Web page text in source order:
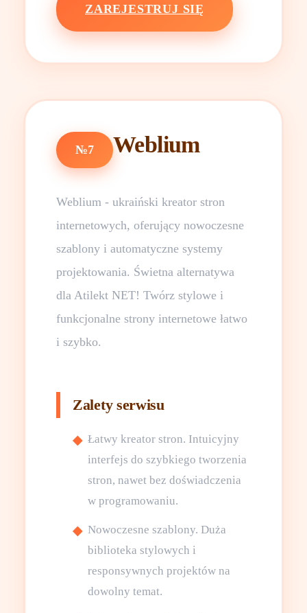
ZAREJESTRUJ SIĘ
№7 Weblium
Weblium - ukraiński kreator stron
internetowych, oferujący nowoczesne
szablony i automatyczne systemy
projektowania. Świetna alternatywa
dla Atilekt NET! Twórz stylowe i
funkcjonalne strony internetowe łatwo
i szybko.
Zalety serwisu
Łatwy kreator stron. Intuicyjny
interfejs do szybkiego tworzenia
stron, nawet bez doświadczenia
w programowaniu.
Nowoczesne szablony. Duża
biblioteka stylowych i
responsywnych projektów na
dowolny temat.